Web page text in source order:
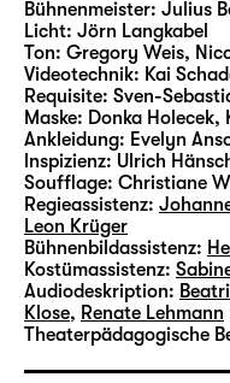
Bühnenmeister: Julius
Licht: Jörn Langkabel
Ton: Gregory Weis,
Videotechnik: Kai
Requisite: Sven-
Maske: Donka
Ankleidung: Evelyn
lnspizienz: Ulrich
Soufflage: Christiane
Regieassistenz:
Leon Krüger
Bühnenbildassistenz:
Kostümassistenz:
Audiodeskription:
Klose, Renate Lehmann
Theaterpädagogische